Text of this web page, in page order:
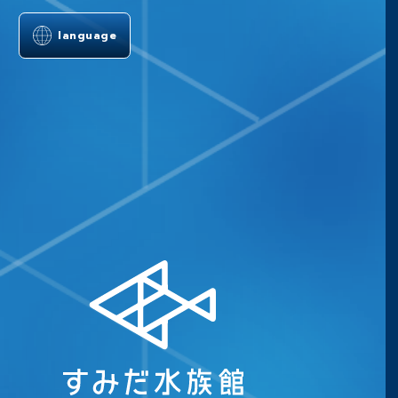
language